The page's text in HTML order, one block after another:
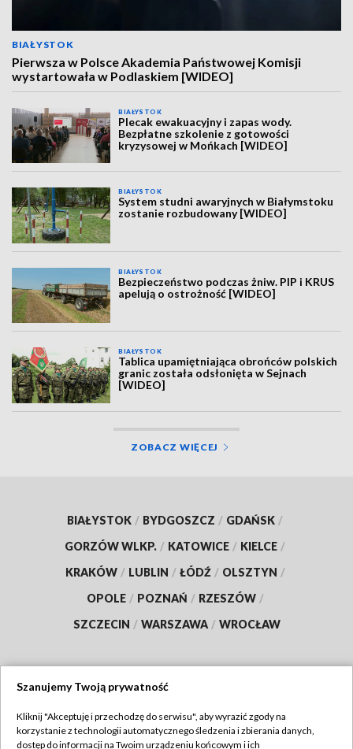
BIAŁYSTOK
Pierwsza w Polsce Akademia Państwowej Komisji
wystartowała w Podlaskiem [WIDEO]
BIAŁYSTOK
Plecak ewakuacyjny i zapas wody.
Bezpłatne szkolenie z gotowości
kryzysowej w Mońkach [WIDEO]
BIAŁYSTOK
System studni awaryjnych w Białymstoku
zostanie rozbudowany [WIDEO]
BIAŁYSTOK
Bezpieczeństwo podczas żniw. PIP i KRUS
apelują o ostrożność [WIDEO]
BIAŁYSTOK
Tablica upamiętniająca obrońców polskich
granic została odsłonięta w Sejnach
[WIDEO]
ZOBACZ WIĘCEJ
BIAŁYSTOK / BYDGOSZCZ / GDAŃSK /
GORZÓW WLKP. / KATOWICE / KIELCE /
KRAKÓW / LUBLIN / ŁÓDŹ / OLSZTYN /
OPOLE / POZNAŃ / RZESZÓW /
SZCZECIN / WARSZAWA / WROCŁAW
TVP
Szanujemy Twoją prywatność
Kliknij "Akceptuję i przechodzę do serwisu", aby wyrazić zgody na
korzystanie z technologii automatycznego śledzenia i zbierania danych,
dostęp do informacji na Twoim urządzeniu końcowym i ich